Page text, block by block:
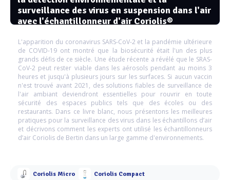
surveillance des virus en suspension dans l'air
avec l'échantillonneur d'air Coriolis®
L'apparition du coronavirus SARS-CoV-2 et la pandémie ultérieure
de COVID-19 ont montré que la biosécurité était l'un des plus
grands défis de ce siècle. Une étude récente a révélé que le SRAS-
CoV-2 peut rester viable dans les aérosols pendant au moins 3
heures et jusqu'à plusieurs jours sur les surfaces. Si aucun vaccin
n'est trouvé avant 2021, des solutions fiables de surveillance de
l'air ambiant deviendront essentielles pour rouvrir en toute
sécurité des espaces publics tels que des écoles ou des
restaurants. Dans ce livre blanc, nous présentons les meilleures
pratiques pour la surveillance des virus dans les échantillons d’air
et décrivons comment les experts ont utilisé les échantillonneurs
d’air Coriolis de Bertin dans un large gamme d'environnements.
Coriolis Micro Coriolis Compact